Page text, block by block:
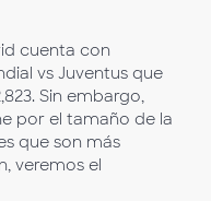
cuenta con
vs Juventus que
Sin embargo,
por el tamaño de la
que son más
veremos el